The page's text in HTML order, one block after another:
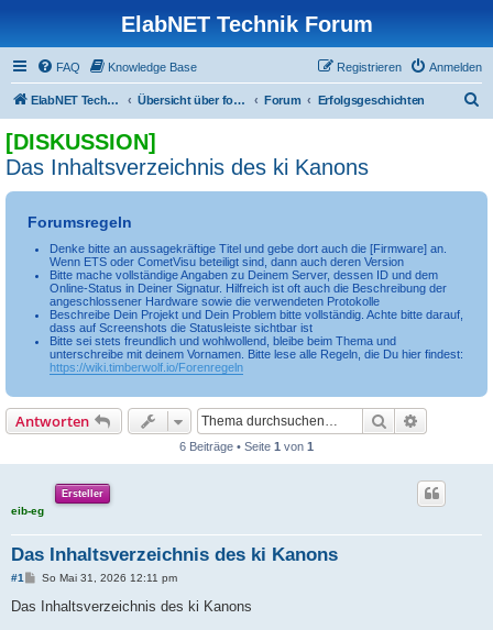
ElabNET Technik Forum
FAQ Knowledge Base Anmelden
Registrieren
ElabNET Technik Forum Übersicht über forum.timberwolf.io Forum Erfolgsgeschichten
[DISKUSSION]
Das Inhaltsverzeichnis des ki Kanons
Forumsregeln
Denke bitte an aussagekräftige Titel und gebe dort auch die [Firmware] an.
Wenn ETS oder CometVisu beteiligt sind, dann auch deren Version
Bitte mache vollständige Angaben zu Deinem Server, dessen ID und dem
Online-Status in Deiner Signatur. Hilfreich ist oft auch die Beschreibung der
angeschlossener Hardware sowie die verwendeten Protokolle
Beschreibe Dein Projekt und Dein Problem bitte vollständig. Achte bitte darauf,
dass auf Screenshots die Statusleiste sichtbar ist
Bitte sei stets freundlich und wohlwollend, bleibe beim Thema und
unterschreibe mit deinem Vornamen. Bitte lese alle Regeln, die Du hier findest:
https://wiki.timberwolf.io/Forenregeln
Antworten Suche
6 Beiträge • Seite 1 von 1
Ersteller
eib-eg
Das Inhaltsverzeichnis des ki Kanons
#1
BSo Mai 31, 2026 12:11 pm
Das Inhaltsverzeichnis des ki Kanons